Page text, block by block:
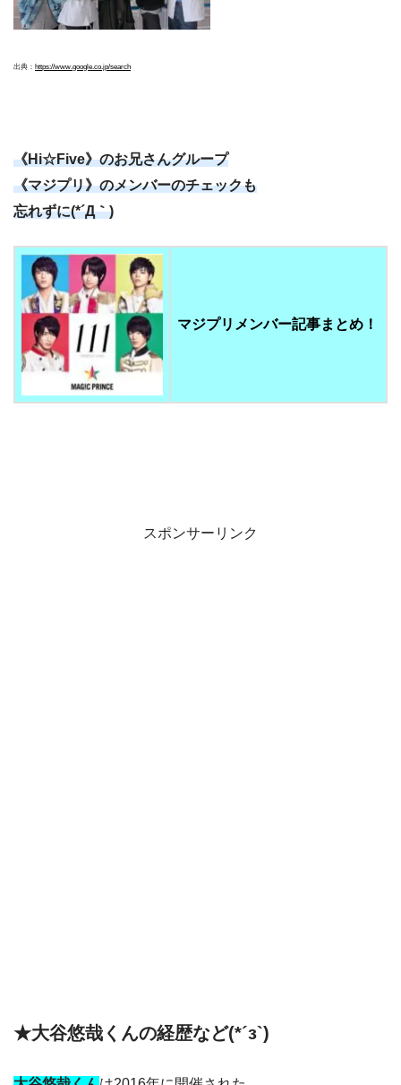
出典： https://www.google.co.jp/search
《Hi☆Five》のお兄さんグループ
《マジプリ》のメンバーのチェックも
忘れずに(*´Д｀)
マジプリメンバー記事まとめ！
スポンサーリンク
★大谷悠哉くんの経歴など(*´з`)